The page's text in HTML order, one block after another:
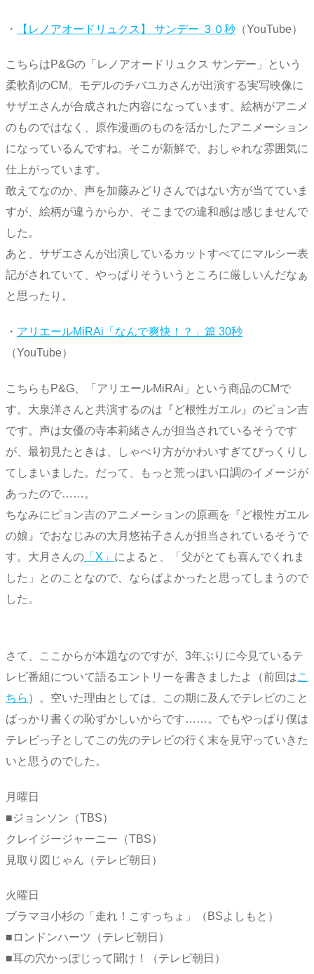
・ 【レノアオードリュクス】 サンデー ３０秒 （YouTube）
こちらはP&Gの「レノアオードリュクス サンデー」という
柔軟剤のCM。モデルのチバユカさんが出演する実写映像に
サザエさんが合成された内容になっています。絵柄がアニメ
のものではなく、原作漫画のものを活かしたアニメーション
になっているんですね。そこが新鮮で、おしゃれな雰囲気に
仕上がっています。
敢えてなのか、声を加藤みどりさんではない方が当てていま
すが、絵柄が違うからか、そこまでの違和感は感じませんで
した。
あと、サザエさんが出演しているカットすべてにマルシー表
記がされていて、やっぱりそういうところに厳しいんだなぁ
と思ったり。
・ アリエールMiRAi「なんで爽快！？」篇 30秒
（YouTube）
こちらもP&G、「アリエールMiRAi」という商品のCMで
す。大泉洋さんと共演するのは『ど根性ガエル』のピョン吉
です。声は女優の寺本莉緒さんが担当されているそうです
が、最初見たときは、しゃべり方がかわいすぎてびっくりし
てしまいました。だって、もっと荒っぽい口調のイメージが
あったので……。
ちなみにピョン吉のアニメーションの原画を『ど根性ガエル
の娘』でおなじみの大月悠祐子さんが担当されているそうで
す。大月さんの 「X」 によると、「父がとても喜んでくれま
した」とのことなので、ならばよかったと思ってしまうので
した。
さて、ここからが本題なのですが、3年ぶりに今見ているテ
レビ番組について語るエントリーを書きましたよ（前回はこ
ちら ）。空いた理由としては、この期に及んでテレビのこと
ばっかり書くの恥ずかしいからです……。でもやっぱり僕は
テレビっ子としてこの先のテレビの行く末を見守っていきた
いと思うのでした。
月曜日
■ジョンソン（TBS）
クレイジージャーニー（TBS）
見取り図じゃん（テレビ朝日）
火曜日
ブラマヨ小杉の「走れ！こすっちょ」（BSよしもと）
■ロンドンハーツ（テレビ朝日）
■耳の穴かっぽじって聞け！（テレビ朝日）